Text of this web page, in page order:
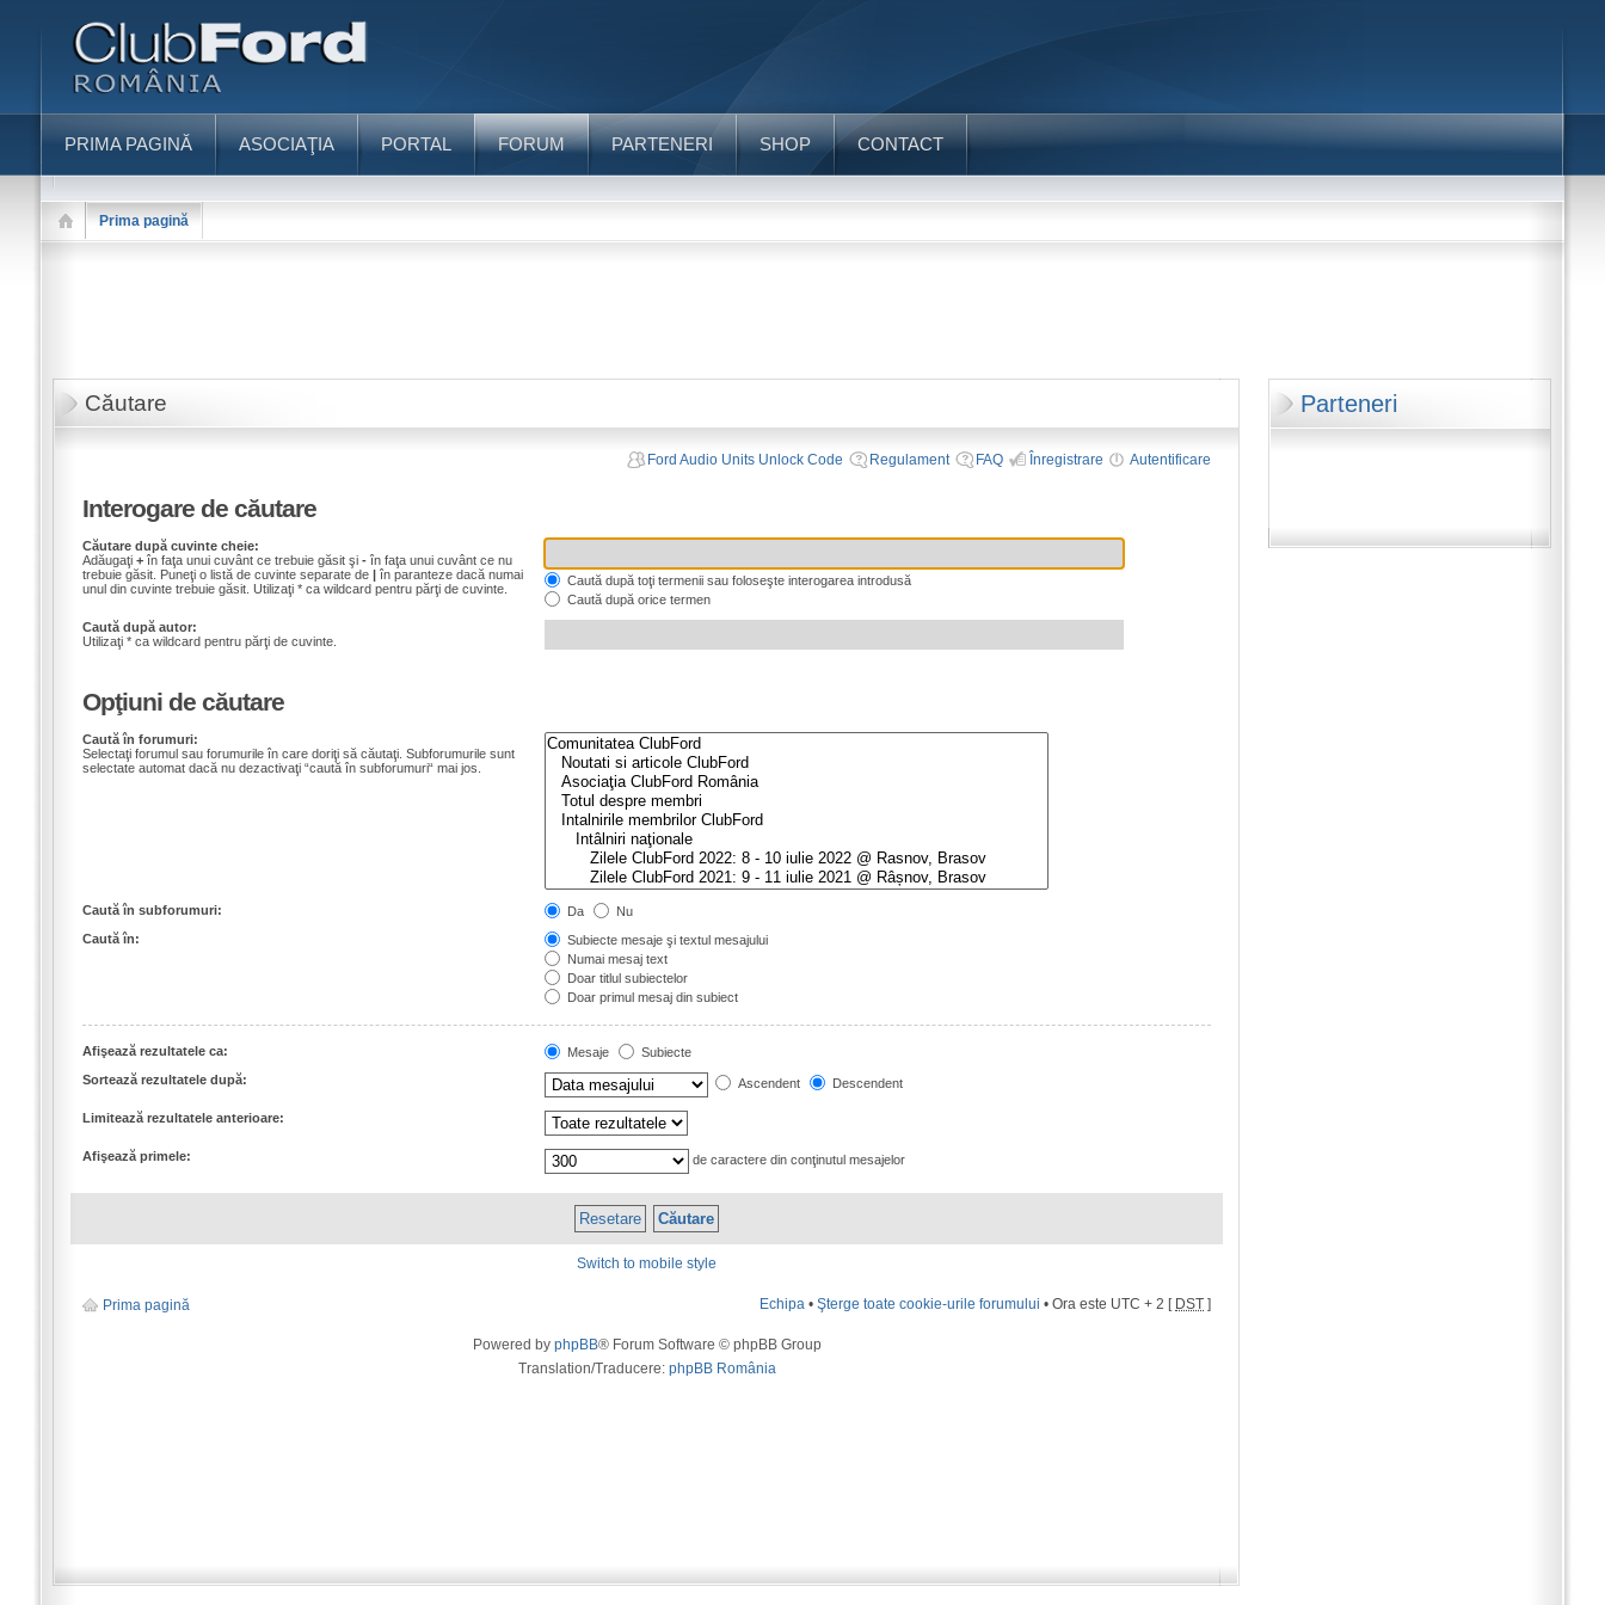
PRIMA PAGINĂ ASOCIAŢIA PORTAL FORUM PARTENERI SHOP CONTACT
Prima pagină
Parteneri
Căutare
Ford Audio Units Unlock Code Regulament FAQ Înregistrare Autentificare
Interogare de căutare
Căutare după cuvinte cheie:
Adăugaţi +în faţa unui cuvânt ce trebuie găsit şi -în faţa unui cuvânt ce nu
trebuie găsit. Puneţi o listă de cuvinte separate de |în paranteze dacă numai
unul din cuvinte trebuie găsit. Utilizaţi * ca wildcard pentru părţi de cuvinte.
Caută după toţi termenii sau foloseşte interogarea introdusă
Caută după orice termen
Caută după autor:
Utilizaţi * ca wildcard pentru părţi de cuvinte.
Opţiuni de căutare
Caută în forumuri:
Selectaţi forumul sau forumurile în care doriţi să căutaţi. Subforumurile sunt
selectate automat dacă nu dezactivaţi “caută în subforumuri“ mai jos.
Caută în subforumuri: Da
Nu
Caută în:
Subiecte mesaje şi textul mesajului
Numai mesaj text
Doar titlul subiectelor
Doar primul mesaj din subiect
Afişează rezultatele ca: Mesaje
Subiecte
Sortează rezultatele după:
Ascendent Descendent
Limitează rezultatele anterioare:
Afişează primele: de caractere din conţinutul mesajelor
Switch to mobile style
Prima pagină Echipa •Şterge toate cookie-urile forumului • Ora este UTC + 2 [ DST ]
Powered by phpBB® Forum Software © phpBB Group
Translation/Traducere: phpBB România